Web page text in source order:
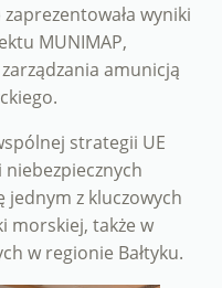
zaprezentowała wyniki
MUNIMAP,
amunicją
strategii UE
z kluczowych
morskiej, także w
w regionie Bałtyku.